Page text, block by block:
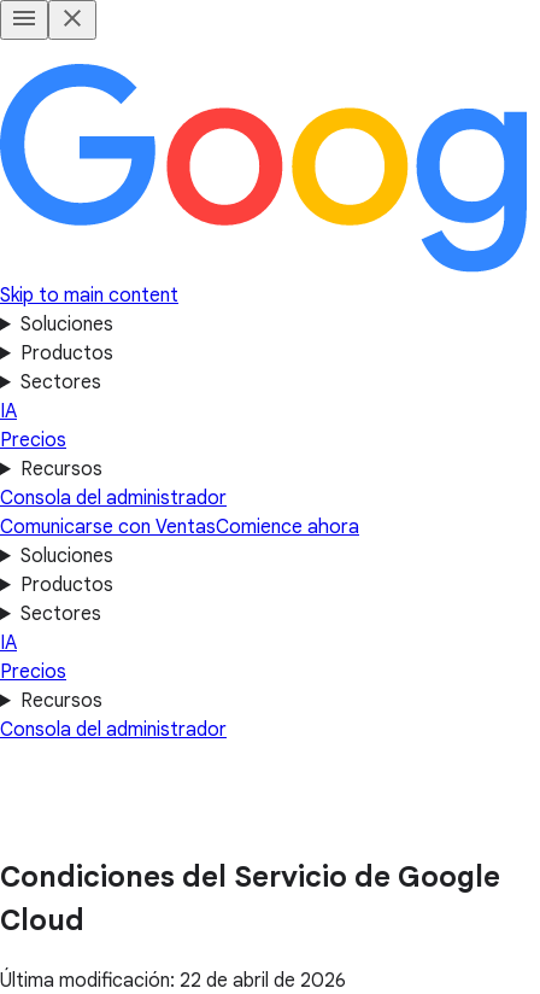
Skip to main content
Soluciones
Productos
Sectores
IA
Precios
Recursos
Consola del administrador
Comunicarse con VentasComience ahora
Soluciones
Productos
Sectores
IA
Precios
Recursos
Consola del administrador
Condiciones del Servicio de Google
Cloud
Última modificación: 22 de abril de 2026